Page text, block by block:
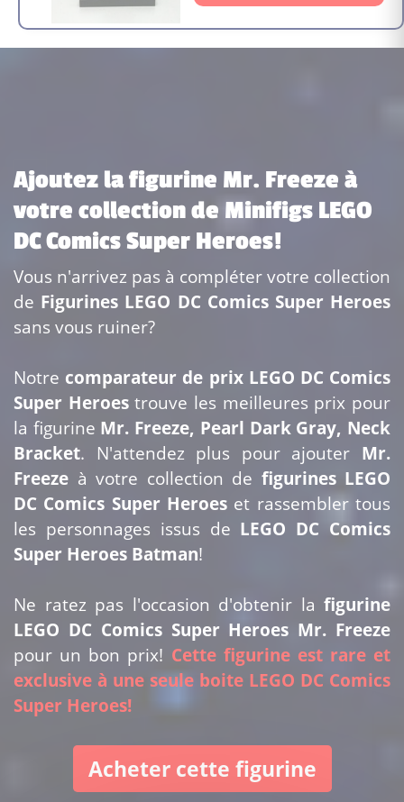
Ajoutez la figurine Mr. Freeze à
votre collection de Minifigs LEGO
DC Comics Super Heroes!
Vous n'arrivez pas à compléter votre collection
de Figurines LEGO DC Comics Super Heroes
sans vous ruiner?
Notre comparateur de prix LEGO DC Comics
Super Heroestrouve les meilleures prix pour
la figurine Mr. Freeze, Pearl Dark Gray, Neck
Bracket. N'attendez plus pour ajouter Mr.
Freeze à votre collection de figurines LEGO
DC Comics Super Heroes et rassembler tous
les personnages issus de LEGO DC Comics
Super Heroes Batman!
Ne ratez pas l'occasion d'obtenir la figurine
LEGO DC Comics Super Heroes Mr. Freeze
pour un bon prix! Cette figurine est rare et
exclusive à une seule boite LEGO DC Comics
Super Heroes!
Acheter cette figurine